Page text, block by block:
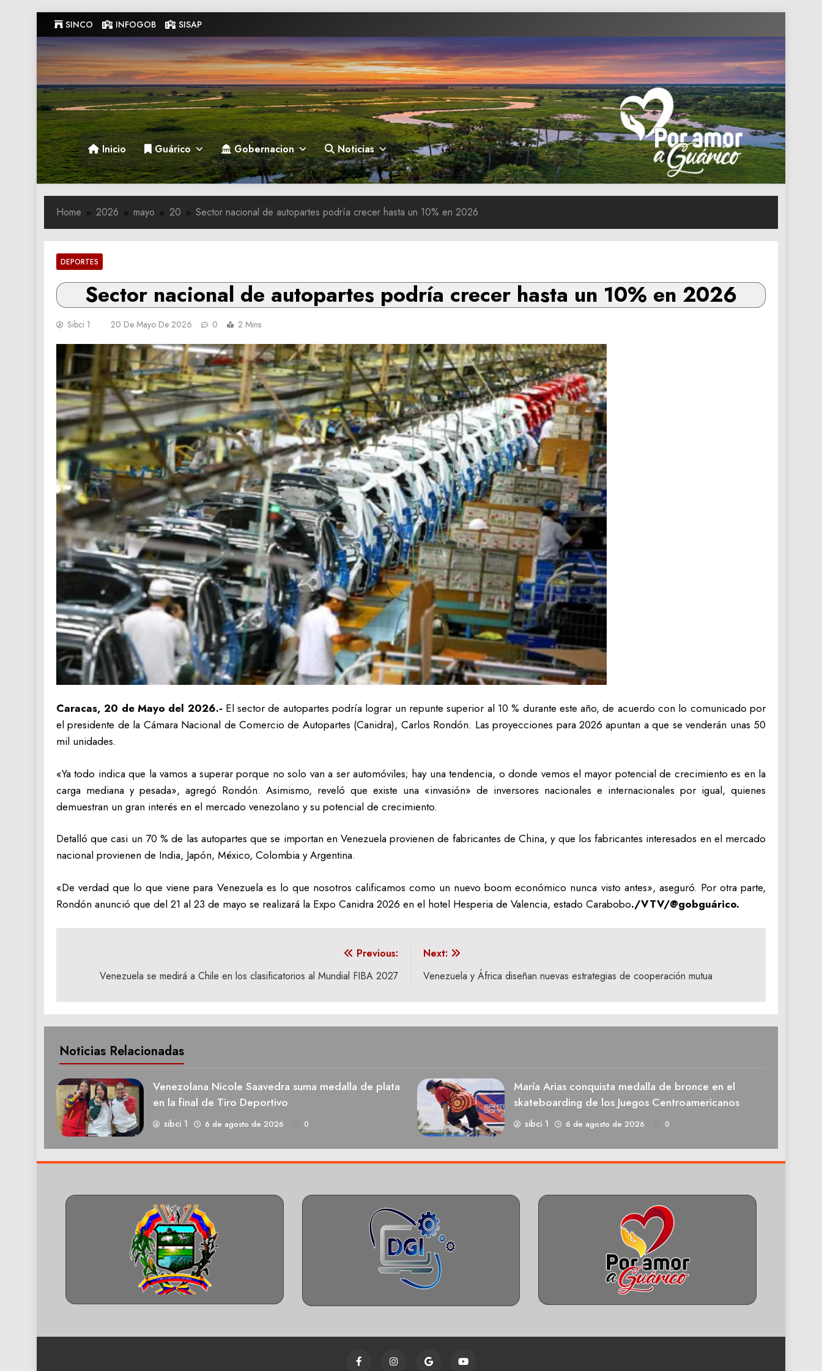
to
content
SINCO INFOGOB SISAP
Gobernacion de Guarico
Gobernacion de Guarico
Inicio Guárico Gobernacion Noticias
Home 2026 mayo 20 Sector nacional de autopartes podría crecer hasta un 10% en 2026
DEPORTES
Sector nacional de autopartes podría crecer hasta un 10% en 2026
Sibci 1 20 De Mayo De 2026 0 2 Mins
Caracas, 20 de Mayo del 2026.- El sector de autopartes podría lograr un repunte superior al 10 % durante este año, de acuerdo con lo comunicado por
el presidente de la Cámara Nacional de Comercio de Autopartes (Canidra), Carlos Rondón. Las proyecciones para 2026 apuntan a que se venderán unas 50
mil unidades.
«Ya todo indica que la vamos a superar porque no solo van a ser automóviles; hay una tendencia, o donde vemos el mayor potencial de crecimiento es en la
carga mediana y pesada», agregó Rondón. Asimismo, reveló que existe una «invasión» de inversores nacionales e internacionales por igual, quienes
demuestran un gran interés en el mercado venezolano y su potencial de crecimiento.
Detalló que casi un 70 % de las autopartes que se importan en Venezuela provienen de fabricantes de China, y que los fabricantes interesados en el mercado
nacional provienen de India, Japón, México, Colombia y Argentina.
«De verdad que lo que viene para Venezuela es lo que nosotros calificamos como un nuevo boom económico nunca visto antes», aseguró. Por otra parte,
Rondón anunció que del 21 al 23 de mayo se realizará la Expo Canidra 2026 en el hotel Hesperia de Valencia, estado Carabobo./VTV/@gobguárico.
entradas
Previous:
Venezuela se medirá a Chile en los clasificatorios al Mundial FIBA 2027
Next:
Venezuela y África diseñan nuevas estrategias de cooperación mutua
Noticias Relacionadas
Venezolana Nicole Saavedra suma medalla de plata
en la final de Tiro Deportivo
sibci 1 6 de agosto de 2026 0
María Arias conquista medalla de bronce en el
skateboarding de los Juegos Centroamericanos
sibci 1 6 de agosto de 2026 0